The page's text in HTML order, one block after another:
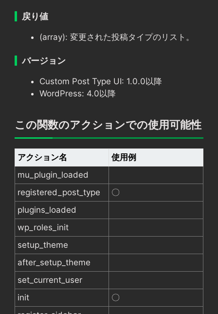
戻り値
(array): 変更された投稿タイプのリスト。
バージョン
Custom Post Type UI: 1.0.0以降
WordPress: 4.0以降
この関数のアクションでの使用可能性
アクション名
使用例
mu_plugin_loaded
registered_post_type
〇
plugins_loaded
wp_roles_init
setup_theme
after_setup_theme
set_current_user
init
〇